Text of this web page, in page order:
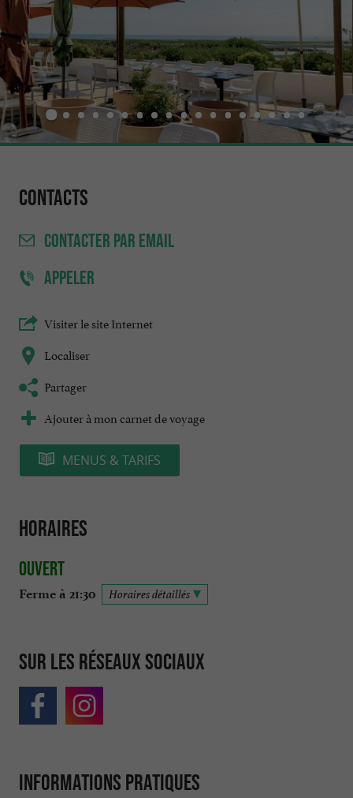
Contacts
CONTACTER PAR EMAIL
APPELER
Visiter le site Internet
Localiser
Partager
Ajouter à mon carnet de voyage
MENUS & TARIFS
Horaires
Ouvert
Ferme à 21:30 Horaires détaillés
Sur les réseaux sociaux
Informations pratiques